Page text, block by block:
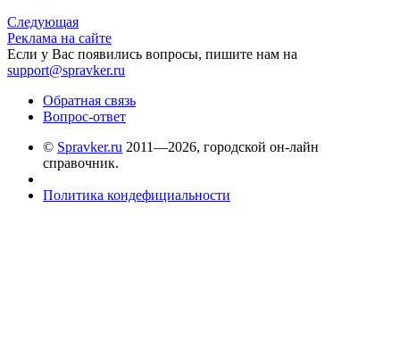
Следующая
Реклама на сайте
Если у Вас появились вопросы, пишите нам на
support@spravker.ru
Обратная связь
Вопрос-ответ
© Spravker.ru 2011—2026, городской он-лайн
справочник.
Политика кондефициальности